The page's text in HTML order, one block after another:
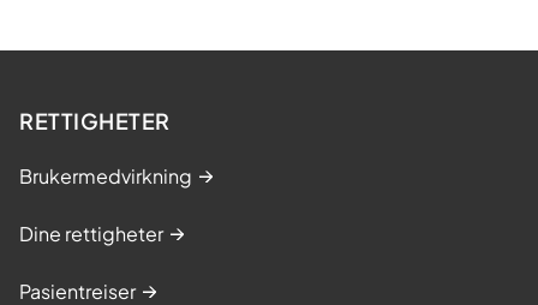
RETTIGHETER
Brukermedvirkning
Dine rettigheter
Pasientreiser